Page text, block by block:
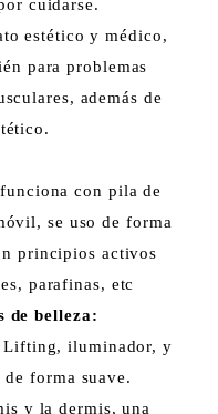
cuidarse.
estético y médico,
para problemas
además de
con pila de
se uso de forma
principios activos
parafinas, etc
de belleza:
Lifting, iluminador, y
forma suave.
y la dermis, una